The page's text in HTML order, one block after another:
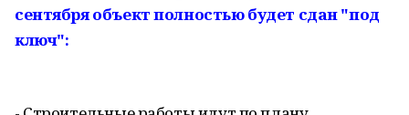
сентября объект полностью будет сдан "под
ключ":